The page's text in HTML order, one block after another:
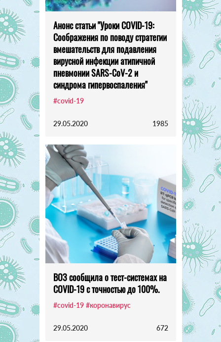
Анонс статьи "Уроки COVID-19:
Соображения по поводу стратегии
вмешательств для подавления
вирусной инфекции атипичной
пневмонии SARS-CoV-2 и
синдрома гипервоспаления"
#covid-19
29.05.2020 1985
ВОЗ сообщила о тест-системах на
COVID-19 с точностью до 100%.
#covid-19 #коронавирус
29.05.2020 672